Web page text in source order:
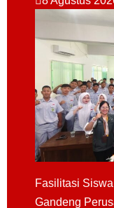
Fasilitasi
Gandeng